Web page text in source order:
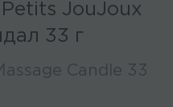
JouJoux
33 г
Candle 33